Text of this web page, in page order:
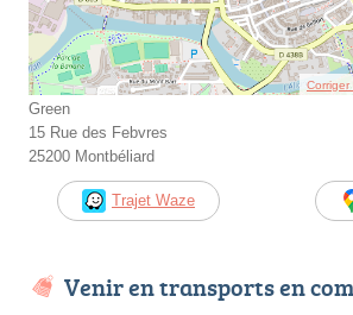
Corriger
Green
15 Rue des Febvres
25200 Montbéliard
Trajet Waze
Venir en transports en